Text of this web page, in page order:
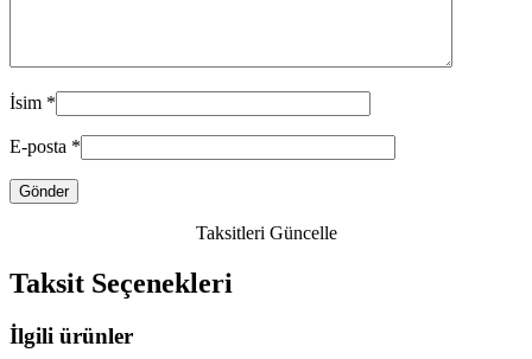
İsim *
E-posta *
Taksitleri Güncelle
Taksit Seçenekleri
İlgili ürünler